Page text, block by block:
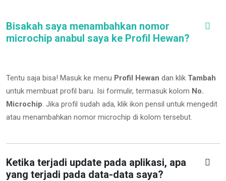
Bisakah saya menambahkan nomor
microchip anabul saya ke Profil Hewan?
Tentu saja bisa! Masuk ke menu Profil Hewan dan klik Tambah
untuk membuat profil baru. Isi formulir, termasuk kolom No.
Microchip. Jika profil sudah ada, klik ikon pensil untuk mengedit
atau menambahkan nomor microchip di kolom tersebut.
Ketika terjadi update pada aplikasi, apa
yang terjadi pada data-data saya?